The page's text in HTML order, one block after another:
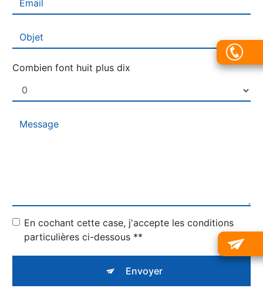
Combien font huit plus dix
En cochant cette case, j'accepte les conditions
particulières ci-dessous **
Envoyer